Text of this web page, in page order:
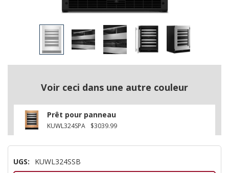
Voir ceci dans une autre couleur
Prêt pour panneau
KUWL324SPA $3039.99
UGS: KUWL324SSB